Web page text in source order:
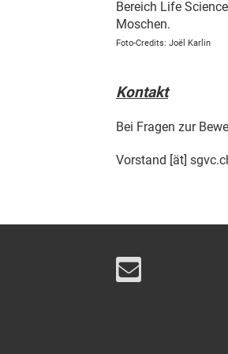
Bereich Life
Moschen.
Foto-Credits: Joël Karlin
Kontakt
Bei Fragen zur
Vorstand [ät]